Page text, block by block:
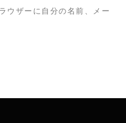
ウザーに自分の名前、メー